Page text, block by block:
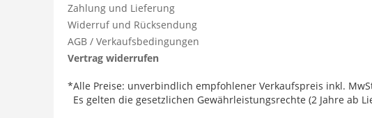
Zahlung und Lieferung
Widerruf und Rücksendung
AGB / Verkaufsbedingungen
Vertrag widerrufen
*Alle Preise: unverbindlich empfohlener Verkaufspreis inkl.
Es gelten die gesetzlichen Gewährleistungsrechte (2 Jahre